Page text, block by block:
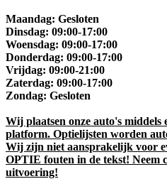
Maandag: Gesloten
Dinsdag: 09:00-17:00
Woensdag: 09:00-17:00
Donderdag: 09:00-17:00
Vrijdag: 09:00-21:00
Zaterdag: 09:00-17:00
Zondag: Gesloten
Wij plaatsen onze auto's middels
platform. Optielijsten worden
Wij zijn niet aansprakelijk voor
OPTIE fouten in de tekst! Neem
uitvoering!